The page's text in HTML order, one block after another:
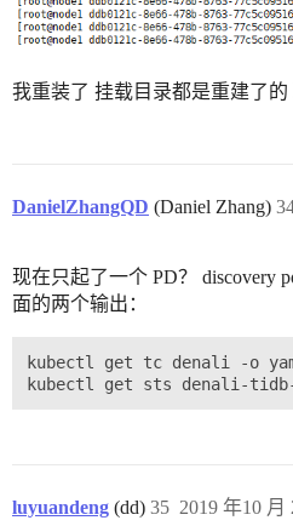
我重装了 挂载目录都是重建了的
DanielZhangQD (Daniel Zhang)
现在只起了一个 PD？ discovery
面的两个输出：
kubectl get tc denali -o
luyuandeng (dd) 2019 年10 月
35